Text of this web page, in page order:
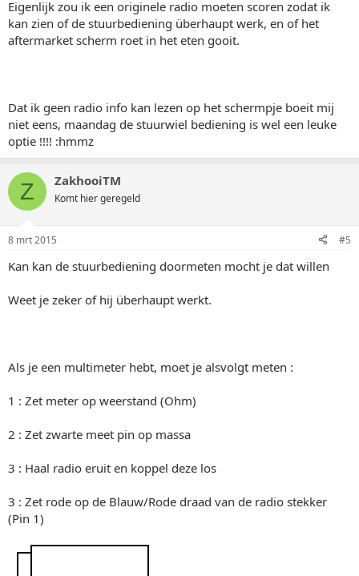
Eigenlijk zou ik een originele radio moeten scoren zodat ik
kan zien of de stuurbediening überhaupt werk, en of het
aftermarket scherm roet in het eten gooit.
Dat ik geen radio info kan lezen op het schermpje boeit mij
niet eens, maandag de stuurwiel bediening is wel een leuke
optie !!!! :hmmz
Z ZakhooiTM
Komt hier geregeld
8 mrt 2015 #5
Kan kan de stuurbediening doormeten mocht je dat willen
Weet je zeker of hij überhaupt werkt.
Als je een multimeter hebt, moet je alsvolgt meten :
1 : Zet meter op weerstand (Ohm)
2 : Zet zwarte meet pin op massa
3 : Haal radio eruit en koppel deze los
3 : Zet rode op de Blauw/Rode draad van de radio stekker
(Pin 1)